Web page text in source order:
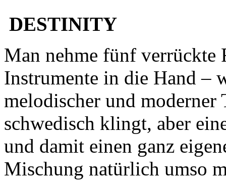
DESTINITY
Man nehme fünf verrückte
Instrumente in die Hand –
melodischer und moderner
schwedisch klingt, aber
und damit einen ganz
Mischung natürlich umso